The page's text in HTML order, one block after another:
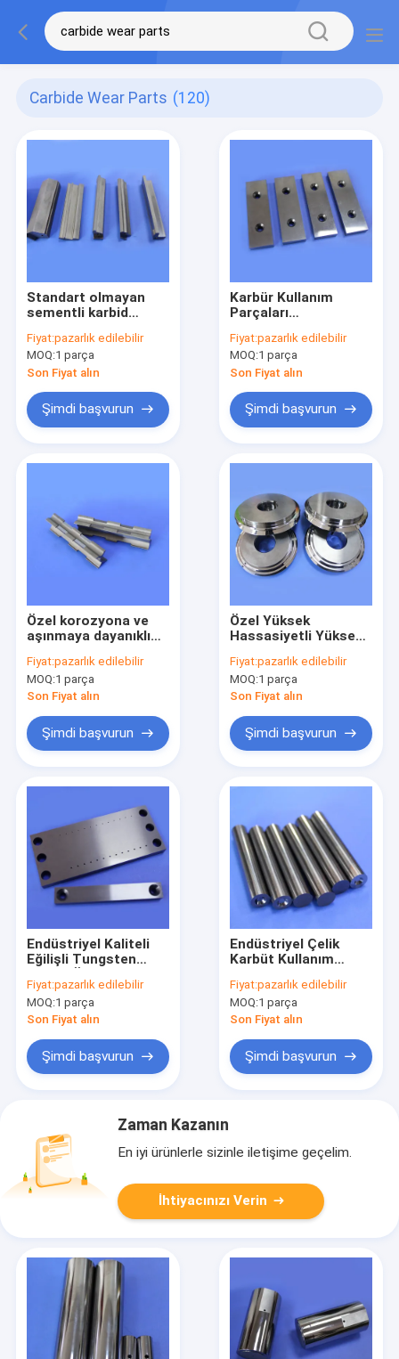
Carbide Wear Parts (120)
Standart olmayan
sementli karbid
karbid aşınma
şeritleri
Fiyat:pazarlık edilebilir
MOQ:1 parça
Son Fiyat alın
Şimdi başvurun
Karbür Kullanım
Parçaları
Yüksek Güçlü
Tungsten Karbür
Blades
Fiyat:pazarlık edilebilir
MOQ:1 parça
Son Fiyat alın
Şimdi başvurun
Özel korozyona ve
aşınmaya dayanıklı
volfram karbid
aşınma parçaları
kalıp çekirdek ekleme
Fiyat:pazarlık edilebilir
MOQ:1 parça
Son Fiyat alın
Şimdi başvurun
Özel Yüksek
Hassasiyetli Yüksek
Karbür Giyim Ölçüsü
Fiyat:pazarlık edilebilir
MOQ:1 parça
Son Fiyat alın
Şimdi başvurun
Endüstriyel Kaliteli
Eğilişli Tungsten
Virgin Tungsten
Karbid Kullanım
Parçaları
Fiyat:pazarlık edilebilir
MOQ:1 parça
Son Fiyat alın
Şimdi başvurun
Endüstriyel Çelik
Karbüt Kullanım
Çekici Karbüt
Çubukları Rivet Başı
Fiyat:pazarlık edilebilir
MOQ:1 parça
Son Fiyat alın
Şimdi başvurun
Zaman Kazanın
En iyi ürünlerle sizinle iletişime geçelim.
İhtiyacınızı Verin